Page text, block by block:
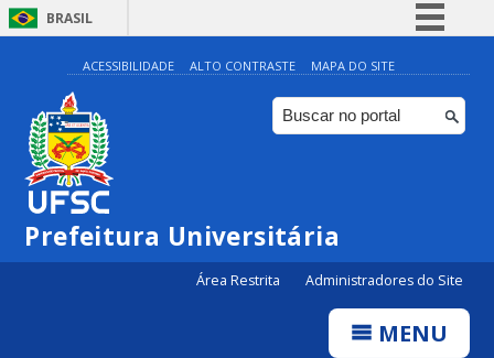
BRASIL
Simplifique!
Comunica BR
Participe
ACESSIBILIDADE ALTO CONTRASTE MAPA DO SITE
Prefeitura Universitária
Área Restrita Administradores do Site
MENU